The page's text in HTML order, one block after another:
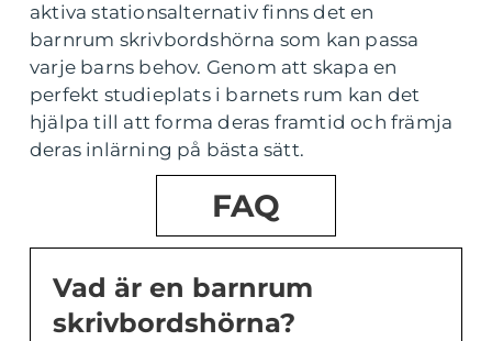
aktiva stationsalternativ finns det en
barnrum skrivbordshörna som kan passa
varje barns behov. Genom att skapa en
perfekt studieplats i barnets rum kan det
hjälpa till att forma deras framtid och främja
deras inlärning på bästa sätt.
FAQ
Vad är en barnrum
skrivbordshörna?